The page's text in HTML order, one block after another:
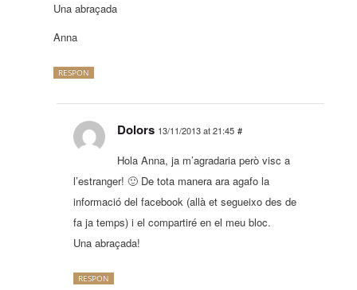
Una abraçada
Anna
RESPON
Dolors 13/11/2013 at 21:45 #
Hola Anna, ja m’agradaria però visc a
l’estranger! 🙂 De tota manera ara agafo la
informació del facebook (allà et segueixo des de
fa ja temps) i el compartiré en el meu bloc.
Una abraçada!
RESPON